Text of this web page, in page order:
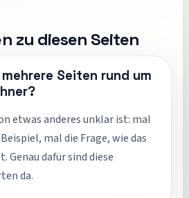
zu diesen Seiten
Seiten rund um
etwas anderes unklar ist: mal
mal die Frage, wie das
Genau dafür sind diese
da.